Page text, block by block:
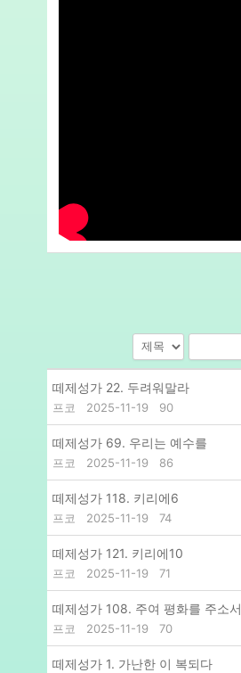
떼제성가 22. 두려워말라
프코 2025-11-19 90
떼제성가 69. 우리는 예수를
프코 2025-11-19 86
떼제성가 118. 키리에6
프코 2025-11-19 74
떼제성가 121. 키리에10
프코 2025-11-19 71
떼제성가 108. 주여 평화를 주소서
프코 2025-11-19 70
떼제성가 1. 가난한 이 복되다